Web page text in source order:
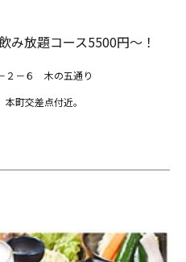
放題コース5500円～！
２－６ 木の五通り
町交差点付近。